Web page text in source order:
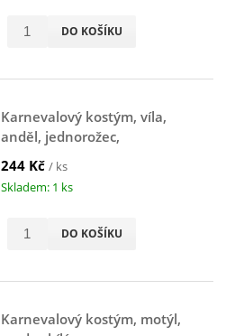
DO KOŠÍKU
Karnevalový kostým, víla,
anděl, jednorožec,
růžovofialový
244 Kč / ks
Skladem: 1 ks
DO KOŠÍKU
Karnevalový kostým, motýl,